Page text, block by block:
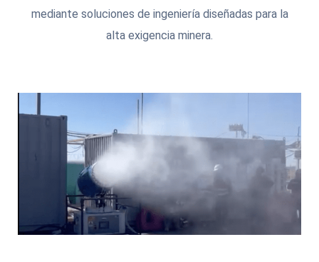
mediante soluciones de ingeniería diseñadas para la
alta exigencia minera.